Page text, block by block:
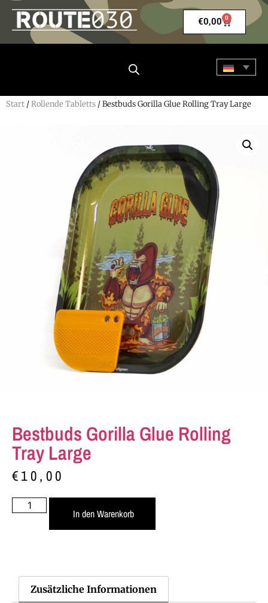
€0,00 0
Start /Rollende Tabletts / Bestbuds Gorilla Glue Rolling Tray Large
Bestbuds Gorilla Glue Rolling
Tray Large
€10,00
In den Warenkorb
Zusätzliche Informationen